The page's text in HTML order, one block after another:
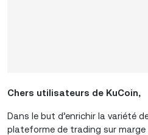
Chers utilisateurs de KuCoin,
Dans le but d’enrichir la variété
plateforme de trading sur marge